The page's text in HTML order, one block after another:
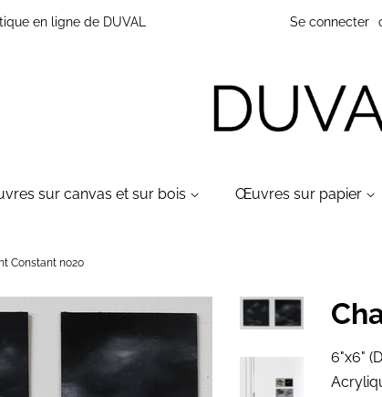
en ligne de DUVAL Se connecter
sur canvas et sur bois Œuvres sur papier
Constant no20
6"x6"